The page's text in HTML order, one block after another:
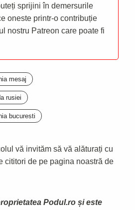
sprijini în demersurile
oneste printr-o contribuție
nostru Patreon care poate fi
mesaj
rusiei
bucuresti
vă invităm să vă alăturați cu
cititori de pe pagina noastră de
Podul.ro și este